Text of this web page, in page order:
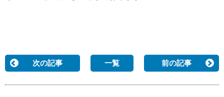
次の記事 一覧 前の記事